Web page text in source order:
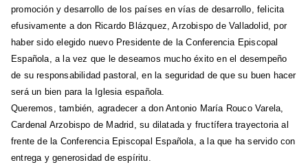
promoción y desarrollo de los países en vías de desarrollo, felicita
efusivamente a don Ricardo Blázquez, Arzobispo de Valladolid, por
haber sido elegido nuevo Presidente de la Conferencia Episcopal
Española, a la vez que le deseamos mucho éxito en el desempeño
de su responsabilidad pastoral, en la seguridad de que su buen hacer
será un bien para la Iglesia española.
Queremos, también, agradecer a don Antonio María Rouco Varela,
Cardenal Arzobispo de Madrid, su dilatada y fructífera trayectoria al
frente de la Conferencia Episcopal Española, a la que ha servido con
entrega y generosidad de espíritu.